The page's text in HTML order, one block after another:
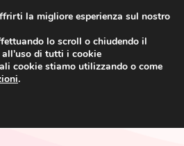
la migliore esperienza sul nostro
lo scroll o chiudendo il
di tutti i cookie
cookie stiamo utilizzando o come
.